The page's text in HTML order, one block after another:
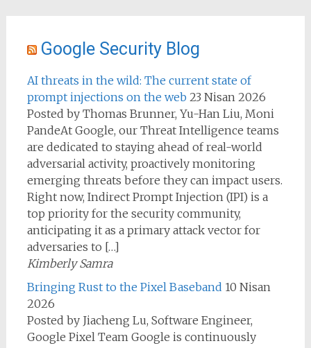
Google Security Blog
AI threats in the wild: The current state of
prompt injections on the web 23 Nisan 2026
Posted by Thomas Brunner, Yu-Han Liu, Moni
PandeAt Google, our Threat Intelligence teams
are dedicated to staying ahead of real-world
adversarial activity, proactively monitoring
emerging threats before they can impact users.
Right now, Indirect Prompt Injection (IPI) is a
top priority for the security community,
anticipating it as a primary attack vector for
adversaries to […]
Kimberly Samra
Bringing Rust to the Pixel Baseband 10 Nisan
2026
Posted by Jiacheng Lu, Software Engineer,
Google Pixel Team Google is continuously